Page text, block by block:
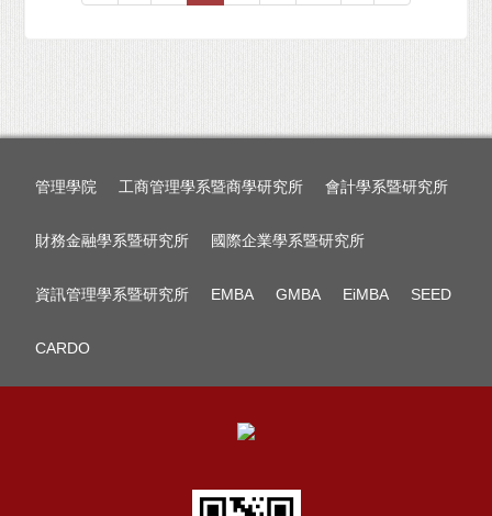
管理學院 工商管理學系暨商學研究所 會計學系暨研究所
財務金融學系暨研究所 國際企業學系暨研究所
資訊管理學系暨研究所 EMBA GMBA EiMBA SEED
CARDO